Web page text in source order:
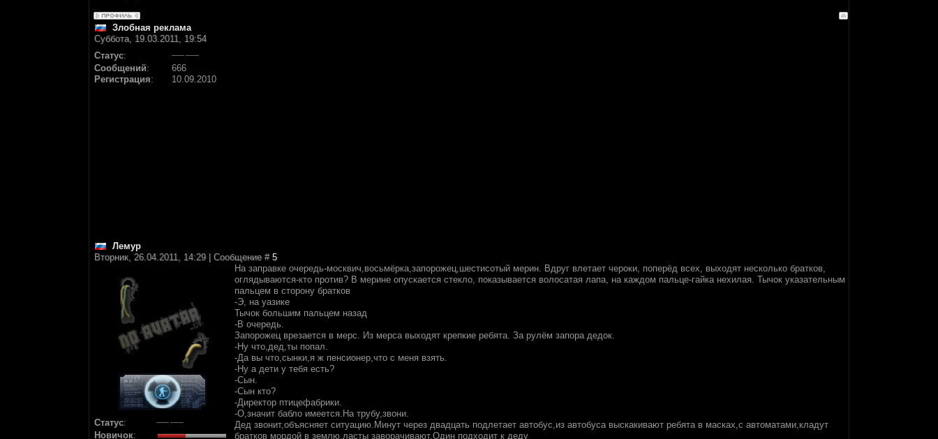
Злобная реклама
Суббота, 19.03.2011, 19:54
Статус:
Сообщений:
666
Регистрация: 10.09.2010
Лемур
Вторник, 26.04.2011, 14:29 | Сообщение # 5
Статус:
Новичок:
На заправке очередь-москвич,восьмёрка,запорожец,шестисотый мерин. Вдруг влетает чероки, поперёд всех, выходят несколько братков,
оглядываются-кто против? В мерине опускается стекло, показывается волосатая лапа, на каждом пальце-гайка нехилая. Тычок указательным
пальцем в сторону братков
-Э, на уазике
Тычок большим пальцем назад
-В очередь.
Запорожец врезается в мерс. Из мерса выходят крепкие ребята. За рулём запора дедок.
-Ну что,дед,ты попал.
-Да вы что,сынки,я ж пенсионер,что с меня взять.
-Ну а дети у тебя есть?
-Сын.
-Сын кто?
-Директор птицефабрики.
-О,значит бабло имеется.На трубу,звони.
Дед звонит,объясняет ситуацию.Минут через двадцать подлетает автобус,из автобуса выскакивают ребята в масках,с автоматами,кладут
братков мордой в землю,ласты заворачивают.Один подходит к деду